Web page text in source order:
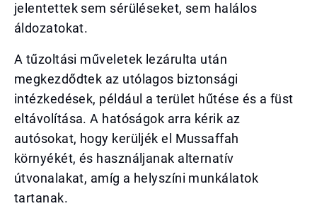
jelentettek sem sérüléseket, sem halálos
áldozatokat.
A tűzoltási műveletek lezárulta után
megkezdődtek az utólagos biztonsági
intézkedések, például a terület hűtése és a füst
eltávolítása. A hatóságok arra kérik az
autósokat, hogy kerüljék el Mussaffah
környékét, és használjanak alternatív
útvonalakat, amíg a helyszíni munkálatok
tartanak.